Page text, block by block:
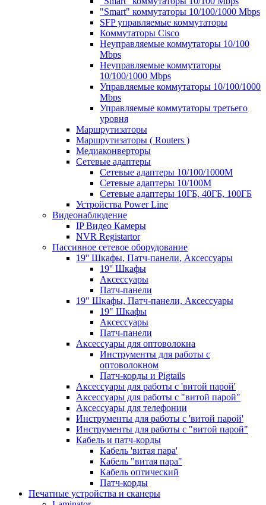
"Smart" коммутаторы 10/100/1000 Mbps
SFP управляемые коммутаторы
Коммутаторы Cisco
Неуправляемые коммутаторы 10/100
Mbps
Неуправляемые коммутаторы
10/100/1000 Mbps
Управляемые коммутаторы 10/100/1000
Mbps
Управляемые коммутаторы третьего
уровня
Маршрутизаторы
Маршрутизаторы ( Routers )
Медиаконверторы
Сетевые адаптеры
Сетевые адаптеры 10/100/1000М
Сетевые адаптеры 10/100M
Сетевые адаптеры 10ГБ, 40ГБ, 100ГБ
Устройства Power Line
Видеонаблюдение
IP Видео Камеры
NVR Registartor
Пассивное сетевое оборудование
19'' Шкафы, Патч-панели, Аксессуары
19'' Шкафы
Аксессуары
Патч-панели
19" Шкафы, Патч-панели, Аксессуары
19" Шкафы
Аксессуары
Патч-панели
Аксессуары для оптоволокна
Инструменты для работы с
оптоволокном
Патч-корды и Pigtails
Аксессуары для работы с 'витой парой'
Аксессуары для работы с "витой парой"
Аксессуары для телефонии
Инструменты для работы с 'витой парой'
Инструменты для работы с "витой парой"
Кабель и патч-корды
Кабель 'витая пара'
Кабель "витая пара"
Кабель оптический
Патч-корды
Печатные устройства и сканеры